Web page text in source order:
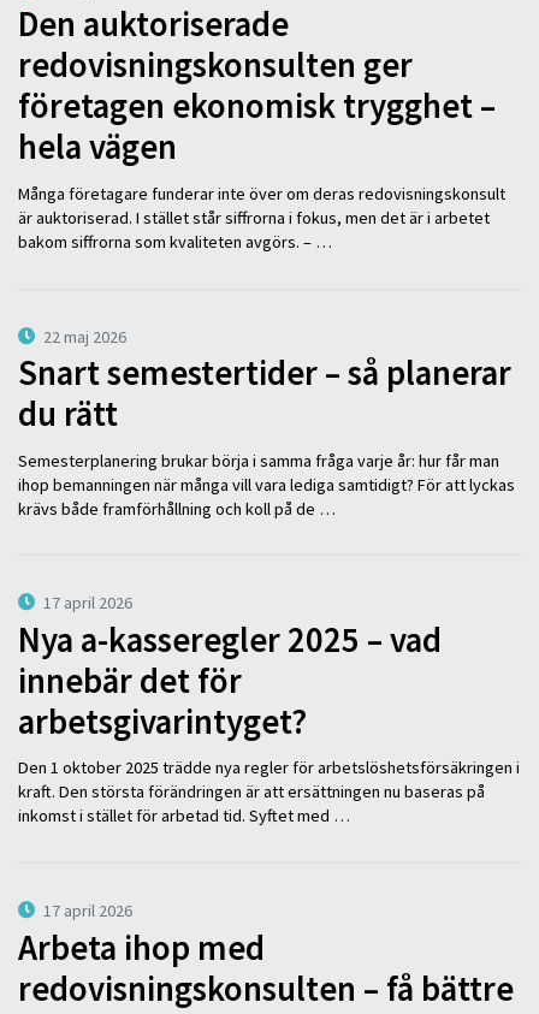
Den auktoriserade
redovisningskonsulten ger
företagen ekonomisk trygghet –
hela vägen
Många företagare funderar inte över om deras redovisningskonsult
är auktoriserad. I stället står siffrorna i fokus, men det är i arbetet
bakom siffrorna som kvaliteten avgörs. – …
22 maj 2026
Snart semestertider – så planerar
du rätt
Semesterplanering brukar börja i samma fråga varje år: hur får man
ihop bemanningen när många vill vara lediga samtidigt? För att lyckas
krävs både framförhållning och koll på de …
17 april 2026
Nya a-kasseregler 2025 – vad
innebär det för
arbetsgivarintyget?
Den 1 oktober 2025 trädde nya regler för arbetslöshetsförsäkringen i
kraft. Den största förändringen är att ersättningen nu baseras på
inkomst i stället för arbetad tid. Syftet med …
17 april 2026
Arbeta ihop med
redovisningskonsulten – få bättre